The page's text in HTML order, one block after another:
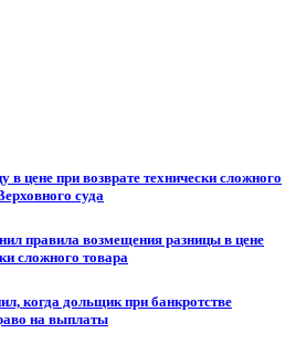
в цене при возврате технически сложного
суда
правила возмещения разницы в цене
сложного товара
когда дольщик при банкротстве
на выплаты